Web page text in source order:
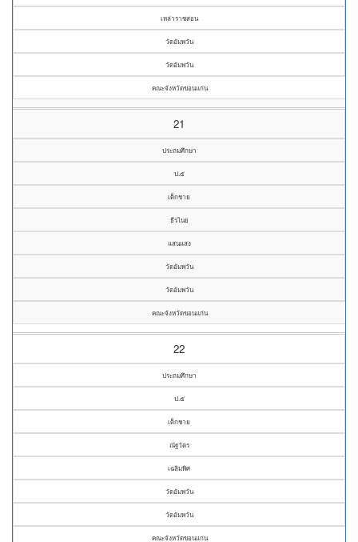
เหล่าราชสอน
วัดอัมพวัน
วัดอัมพวัน
คณะจังหวัดขอนแก่น
21
ประถมศึกษา
ป.๕
เด็กชาย
ธีรไนย
แสนแสง
วัดอัมพวัน
วัดอัมพวัน
คณะจังหวัดขอนแก่น
22
ประถมศึกษา
ป.๕
เด็กชาย
ณัฐวัตร
เฉลิมพิศ
วัดอัมพวัน
วัดอัมพวัน
คณะจังหวัดขอนแก่น